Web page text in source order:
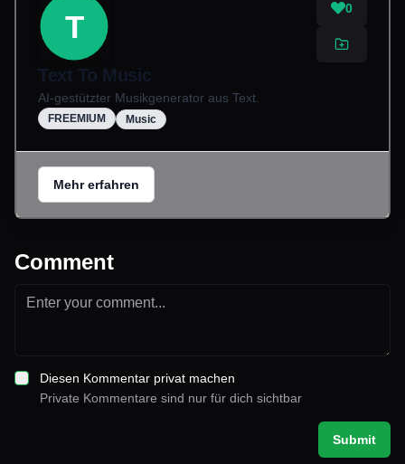
T
0
Text To Music
AI-gestützter Musikgenerator aus Text.
FREEMIUM Music
Mehr erfahren
Comment
Diesen Kommentar privat machen
Private Kommentare sind nur für dich sichtbar
Submit